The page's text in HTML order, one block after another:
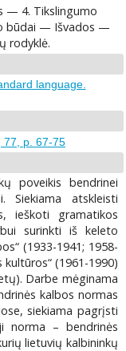
— 4. Tikslingumo
būdai — Išvados —
rodyklė.
language.
77, p. 67-75
poveikis bendrinei
Siekiama atskleisti
ieškoti gramatikos
surinkti iš keleto
(1933-1941; 1958-
kultūros“ (1961-1990)
Darbe mėginama
kalbos normas
siekiama pagrįsti
norma – bendrinės
lietuvių kalbininkų